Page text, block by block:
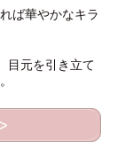
ば華やかなキラ
目元を引き立て